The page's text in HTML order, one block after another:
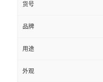
货号
品牌
用途
外观